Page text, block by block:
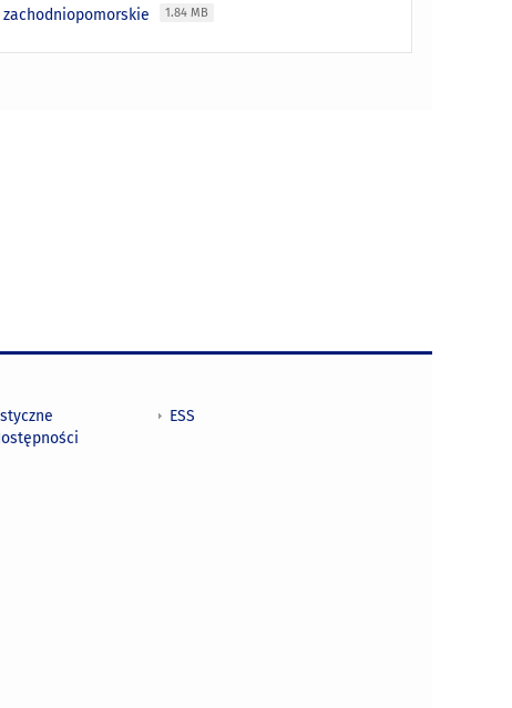
1.84 MB
ESS